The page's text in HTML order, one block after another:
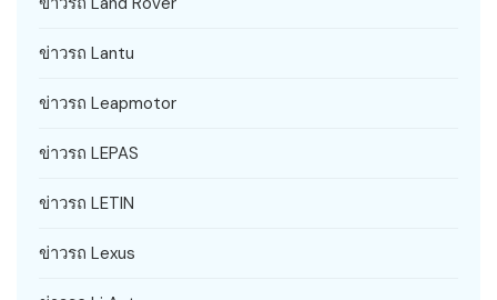
ข่าวรถ Lantu
ข่าวรถ Leapmotor
ข่าวรถ LEPAS
ข่าวรถ LETIN
ข่าวรถ Lexus